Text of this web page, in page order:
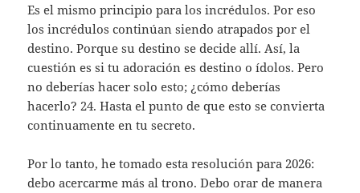
Es el mismo principio para los incrédulos. Por eso
los incrédulos continúan siendo atrapados por el
destino. Porque su destino se decide allí. Así, la
cuestión es si tu adoración es destino o ídolos. Pero
no deberías hacer solo esto; ¿cómo deberías
hacerlo? 24. Hasta el punto de que esto se convierta
continuamente en tu secreto.
Por lo tanto, he tomado esta resolución para 2026:
debo acercarme más al trono. Debo orar de manera